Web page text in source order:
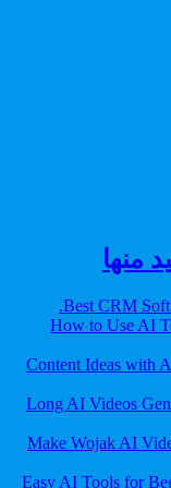
منها
Best CRM
How to Use AI
Content Ideas with
Long AI Videos
Make Wojak AI
Easy AI Tools for